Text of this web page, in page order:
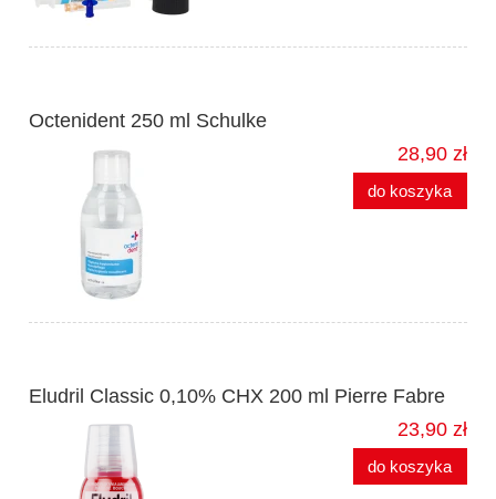
Octenident 250 ml Schulke
28,90 zł
do koszyka
Eludril Classic 0,10% CHX 200 ml Pierre Fabre
23,90 zł
do koszyka